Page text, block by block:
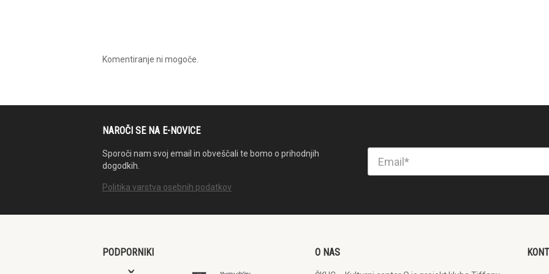
Komentiranje ni mogoče.
NAROČI SE NA E-NOVICE
Sporoči nam svoj email in obveščali te bomo o prihodnjih
dogodkih.
Politika varstva osebnih podatkov
PODPORNIKI O NAS